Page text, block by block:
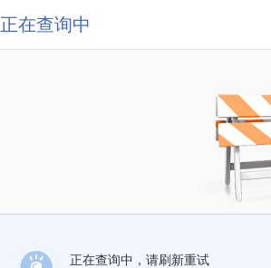
正在查询中
正在查询中，请刷新重试